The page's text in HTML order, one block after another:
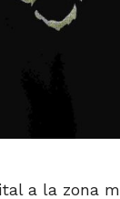
a la zona